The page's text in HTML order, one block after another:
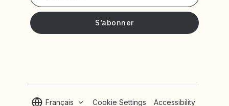
Français Cookie Settings Accessibility